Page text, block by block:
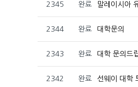
2345 완료 말레이시아
2344 완료 대학문의
2343 완료 대학 문의드
2342 완료 선웨이 대학